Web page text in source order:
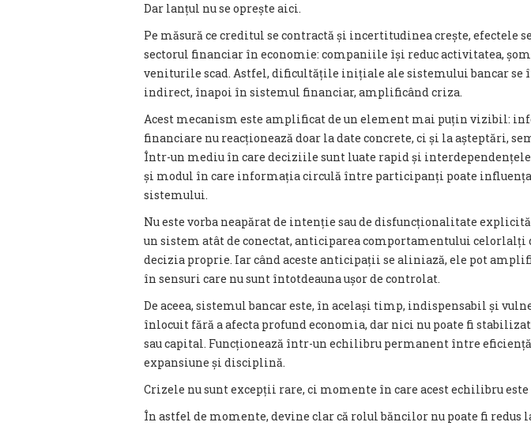
Dar lanțul nu se oprește aici.
Pe măsură ce creditul se contractă și incertitudinea crește, efectele
sectorul financiar în economie: companiile își reduc activitatea,
veniturile scad. Astfel, dificultățile inițiale ale sistemului bancar se
indirect, înapoi în sistemul financiar, amplificând criza.
Acest mecanism este amplificat de un element mai puțin vizibil:
financiare nu reacționează doar la date concrete, ci și la așteptări,
Într-un mediu în care deciziile sunt luate rapid și
și modul în care informația circulă între participanți poate
sistemului.
Nu este vorba neapărat de intenție sau de disfuncționalitate
un sistem atât de conectat, anticiparea comportamentului celorlalți
decizia proprie. Iar când aceste anticipații se aliniază, ele pot
în sensuri care nu sunt întotdeauna ușor de controlat.
De aceea, sistemul bancar este, în același timp, indispensabil și
înlocuit fără a afecta profund economia, dar nici nu poate fi
sau capital. Funcționează într-un echilibru permanent între
expansiune și disciplină.
Crizele nu sunt excepții rare, ci momente în care acest echilibru
În astfel de momente, devine clar că rolul băncilor nu poate fi redus